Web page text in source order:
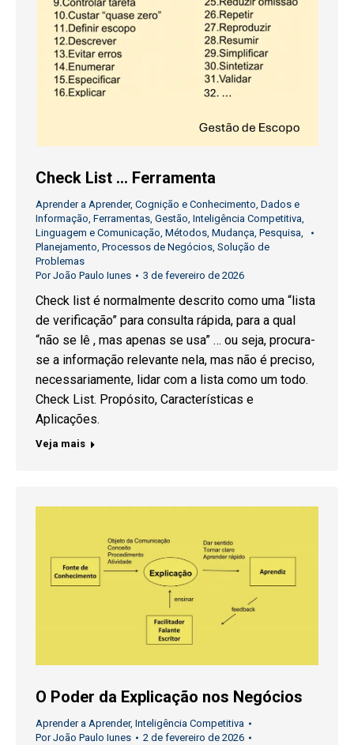
Check List … Ferramenta
Aprender a Aprender, Cognição e Conhecimento, Dados e
Informação, Ferramentas, Gestão, Inteligência Competitiva,
Linguagem e Comunicação, Métodos, Mudança, Pesquisa,
Planejamento, Processos de Negócios, Solução de
Problemas
PorJoão Paulo Iunes 3 de fevereiro de 2026
Check list é normalmente descrito como uma “lista
de verificação” para consulta rápida, para a qual
“não se lê , mas apenas se usa” … ou seja, procura-
se a informação relevante nela, mas não é preciso,
necessariamente, lidar com a lista como um todo.
Check List. Propósito, Características e
Aplicações.
Veja mais
O Poder da Explicação nos Negócios
Aprender a Aprender, Inteligência Competitiva
PorJoão Paulo Iunes
2 de fevereiro de 2026